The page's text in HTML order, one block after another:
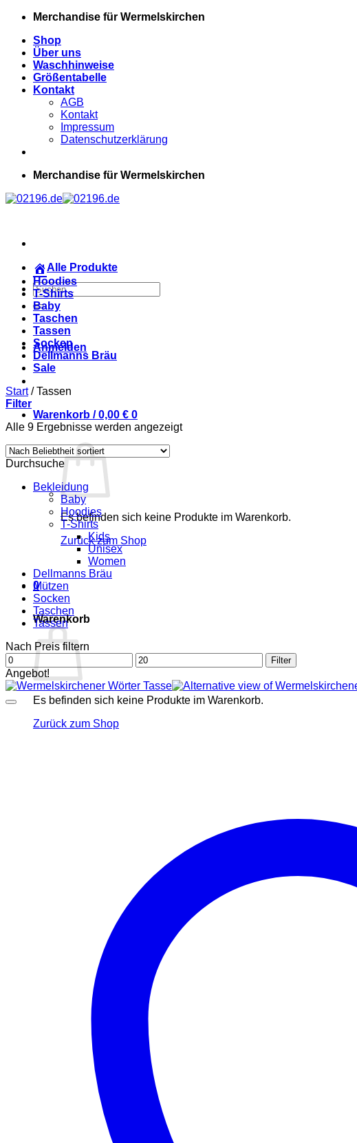
Zum
springen
Merchandise für Wermelskirchen
Shop
Über uns
Waschhinweise
Größentabelle
Kontakt
AGB
Kontakt
Impressum
Datenschutzerklärung
Merchandise für Wermelskirchen
Suchen
nach:
Anmelden
Warenkorb /0,00 € 0
Es befinden sich keine Produkte im Warenkorb.
Zurück zum Shop
0
Warenkorb
Es befinden sich keine Produkte im Warenkorb.
Zurück zum Shop
Alle Produkte
Hoodies
T-Shirts
Baby
Taschen
Tassen
Socken
Dellmanns Bräu
Sale
Start /Tassen
Filter
Alle 9 Ergebnisse werden angezeigtNach
Durchsuche
Bekleidung
Baby
Hoodies
T-Shirts
Kids
Unisex
Women
Dellmanns Bräu
Mützen
Socken
Taschen
Tassen
Nach Preis filtern
Min.
Preis
Max.
Preis
Filter
Angebot!